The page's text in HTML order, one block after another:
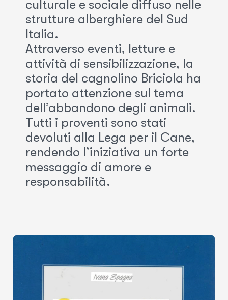
culturale e sociale diffuso nelle
strutture alberghiere del Sud
Italia.
Attraverso eventi, letture e
attività di sensibilizzazione, la
storia del cagnolino Briciola ha
portato attenzione sul tema
dell’abbandono degli animali.
Tutti i proventi sono stati
devoluti alla Lega per il Cane,
rendendo l’iniziativa un forte
messaggio di amore e
responsabilità.